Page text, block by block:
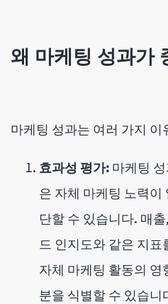
왜 마케팅 성과가
마케팅 성과는 여러 가지 이
효과성 평가: 마케팅
은 자체 마케팅 노력
단할 수 있습니다. 매
드 인지도와 같은 지
자체 마케팅 활동의
분을 식별할 수 있습니